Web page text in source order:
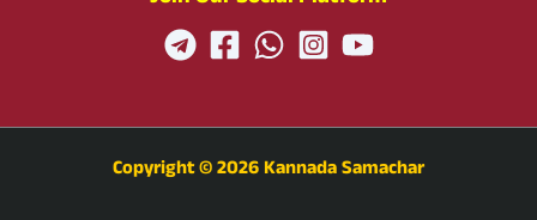
Copyright © 2026 Kannada Samachar